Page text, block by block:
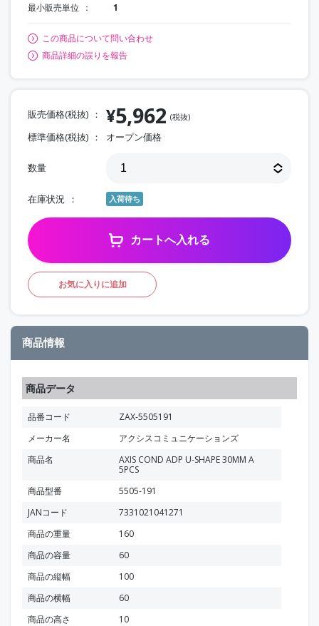
最小販売単位 1
この商品について問い合わせ
商品詳細の誤りを報告
販売価格(税抜) ¥5,962 (税抜)
標準価格(税抜) オープン価格
数量
在庫状況 入荷待ち
カートへ入れる
お気に入りに追加
商品情報
商品データ
品番コード
ZAX-5505191
メーカー名
アクシスコミュニケーションズ
商品名
AXIS COND ADP U-SHAPE 30MM A
5PCS
商品型番
5505-191
JANコード
7331021041271
商品の重量
160
商品の容量
60
商品の縦幅
100
商品の横幅
60
商品の高さ
10